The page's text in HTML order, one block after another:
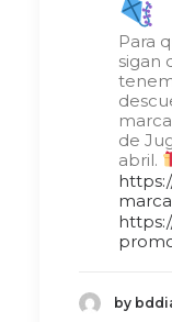
Para
sigan
de
abril.
by